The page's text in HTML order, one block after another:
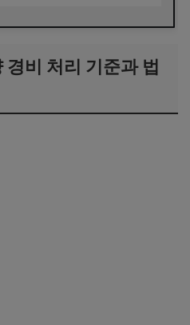
경비 처리 기준과 법